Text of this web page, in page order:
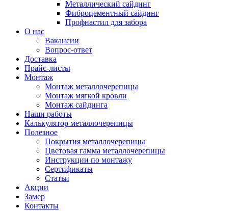
Металлический сайдинг
Фиброцементный сайдинг
Профнастил для забора
О нас
Вакансии
Вопрос-ответ
Доставка
Прайс-листы
Монтаж
Монтаж металлочерепицы
Монтаж мягкой кровли
Монтаж сайдинга
Наши работы
Калькулятор металлочерепицы
Полезное
Покрытия металлочерепицы
Цветовая гамма металлочерепицы
Инструкции по монтажу
Сертификаты
Статьи
Акции
Замер
Контакты